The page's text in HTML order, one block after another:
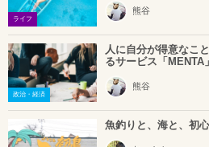
ライフ
熊谷
政治・経済
人に自分が得意なこ
るサービス「MENTA」
熊谷
魚釣りと、海と、初心